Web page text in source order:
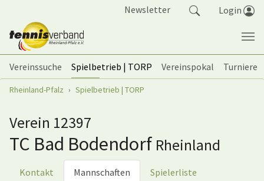
Newsletter Login
Vereinssuche Spielbetrieb | TORP Vereinspokal
Turniere
Sie sind hier:
Rheinland-Pfalz Spielbetrieb | TORP
Verein 12397
TC Bad Bodendorf Rheinland
Kontakt Mannschaften Spielerliste